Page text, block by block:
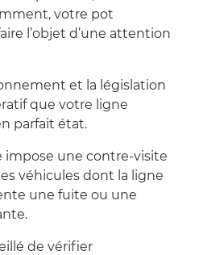
votre pot
l’objet d’une attention
et la législation
que votre ligne
parfait état.
une contre-visite
véhicules dont la ligne
une fuite ou une
de vérifier